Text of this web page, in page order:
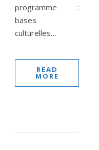
programme :
bases
culturelles…
READ
MORE